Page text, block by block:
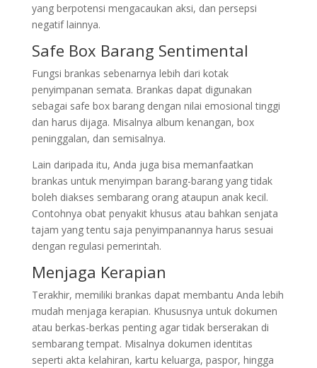
yang berpotensi mengacaukan aksi, dan persepsi
negatif lainnya.
Safe Box Barang Sentimental
Fungsi brankas sebenarnya lebih dari kotak
penyimpanan semata. Brankas dapat digunakan
sebagai safe box barang dengan nilai emosional tinggi
dan harus dijaga. Misalnya album kenangan, box
peninggalan, dan semisalnya.
Lain daripada itu, Anda juga bisa memanfaatkan
brankas untuk menyimpan barang-barang yang tidak
boleh diakses sembarang orang ataupun anak kecil.
Contohnya obat penyakit khusus atau bahkan senjata
tajam yang tentu saja penyimpanannya harus sesuai
dengan regulasi pemerintah.
Menjaga Kerapian
Terakhir, memiliki brankas dapat membantu Anda lebih
mudah menjaga kerapian. Khususnya untuk dokumen
atau berkas-berkas penting agar tidak berserakan di
sembarang tempat. Misalnya dokumen identitas
seperti akta kelahiran, kartu keluarga, paspor, hingga